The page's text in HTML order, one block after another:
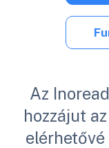
Az
hozzájut